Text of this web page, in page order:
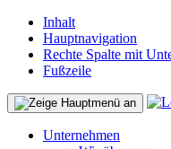
Inhalt
Hauptnavigation
Rechte Spalte mit
Fußzeile
Unternehmen